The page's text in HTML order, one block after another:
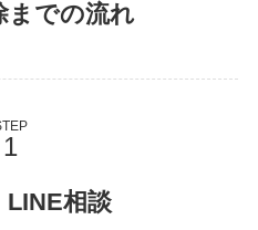
までの流れ
LINE相談